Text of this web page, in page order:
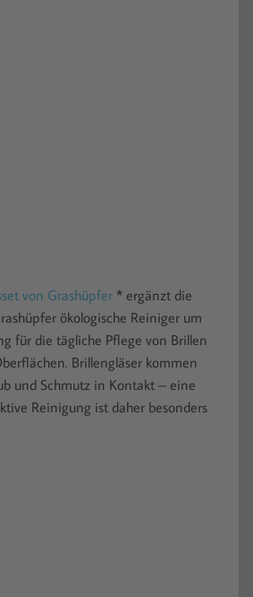
von Grashüpfer * ergänzt die
ökologische Reiniger um
für die tägliche Pflege von Brillen
Brillengläser kommen
und Schmutz in Kontakt – eine
Reinigung ist daher besonders